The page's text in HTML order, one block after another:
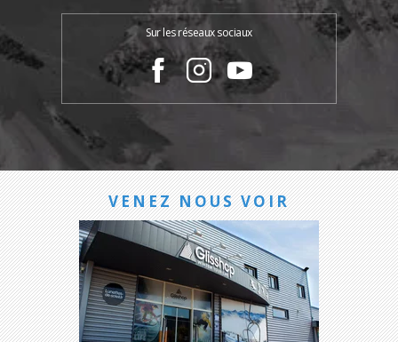
Sur les réseaux sociaux
VENEZ NOUS VOIR